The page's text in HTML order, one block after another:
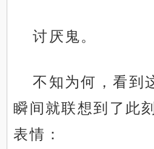
讨厌鬼。
不知为何，看到
瞬间就联想到了此
表情：